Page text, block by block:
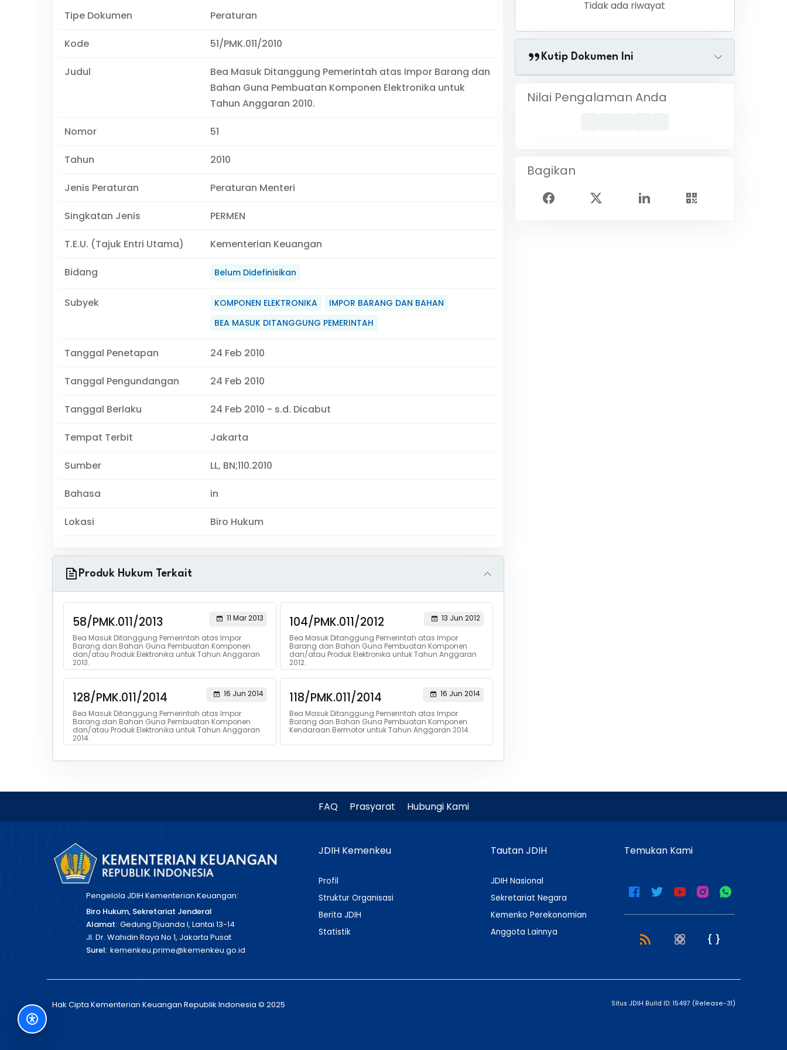
Tipe Dokumen Peraturan
Kode 51/PMK.011/2010
Judul
Bea Masuk Ditanggung Pemerintah atas Impor Barang dan
Bahan Guna Pembuatan Komponen Elektronika untuk
Tahun Anggaran 2010.
Nomor 51
Tahun 2010
Jenis Peraturan Peraturan Menteri
Singkatan Jenis PERMEN
T.E.U. (Tajuk Entri Utama) Kementerian Keuangan
Bidang Belum Didefinisikan
Subyek KOMPONEN ELEKTRONIKA
IMPOR BARANG DAN BAHAN
BEA MASUK DITANGGUNG PEMERINTAH
Tanggal Penetapan 24 Feb 2010
Tanggal Pengundangan 24 Feb 2010
Tanggal Berlaku 24 Feb 2010 - s.d. Dicabut
Tempat Terbit Jakarta
Sumber LL, BN;110.2010
Bahasa in
Lokasi Biro Hukum
Produk Hukum Terkait
58/PMK.011/2013
11 Mar 2013
Bea Masuk Ditanggung Pemerintah atas Impor
Barang dan Bahan Guna Pembuatan Komponen
dan/atau Produk Elektronika untuk Tahun Anggaran
2013.
104/PMK.011/2012
13 Jun 2012
Bea Masuk Ditanggung Pemerintah atas Impor
Barang dan Bahan Guna Pembuatan Komponen
dan/atau Produk Elektronika untuk Tahun Anggaran
2012.
128/PMK.011/2014
16 Jun 2014
Bea Masuk Ditanggung Pemerintah atas Impor
Barang dan Bahan Guna Pembuatan Komponen
dan/atau Produk Elektronika untuk Tahun Anggaran
2014.
118/PMK.011/2014
16 Jun 2014
Bea Masuk Ditanggung Pemerintah atas Impor
Barang dan Bahan Guna Pembuatan Komponen
Kendaraan Bermotor untuk Tahun Anggaran 2014.
Tidak ada riwayat
Kutip Dokumen Ini
Nilai Pengalaman Anda
Bagikan
FAQ Prasyarat Hubungi Kami
Pengelola JDIH Kementerian Keuangan:
Biro Hukum, Sekretariat Jenderal
Alamat: Gedung Djuanda I, Lantai 13-14
Jl. Dr. Wahidin Raya No 1, Jakarta Pusat
Surel: kemenkeu.prime@kemenkeu.go.id
JDIH Kemenkeu
Profil
Struktur Organisasi
Berita JDIH
Statistik
Tautan JDIH
JDIH Nasional
Sekretariat Negara
Kemenko Perekonomian
Anggota Lainnya
Temukan Kami
Hak Cipta Kementerian Keuangan Republik Indonesia © 2025 Situs JDIH Build ID: 15497 (Release-31)